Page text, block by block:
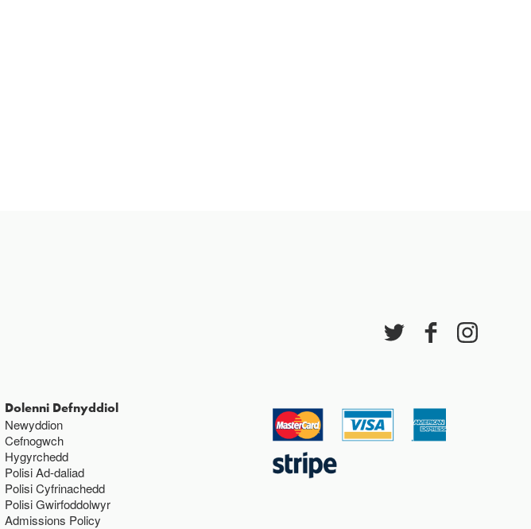
Dolenni Defnyddiol
Newyddion
Cefnogwch
Hygyrchedd
Polisi Ad-daliad
Polisi Cyfrinachedd
Polisi Gwirfoddolwyr
Admissions Policy